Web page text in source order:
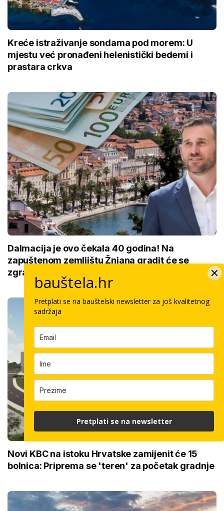
Kreće istraživanje sondama pod morem: U
mjestu već pronađeni helenistički bedemi i
prastara crkva
Dalmacija je ovo čekala 40 godina! Na
zapuštenom zemljištu Žnjana gradit će se
zgrada od 10 milijuna eura
Novi KBC na istoku Hrvatske zamijenit će 15
bolnica: Priprema se 'teren' za početak gradnje
bauštela.hr
Pretplati se na bauštelski newsletter za još kvalitetnog
sadržaja
Pretplati se na newsletter